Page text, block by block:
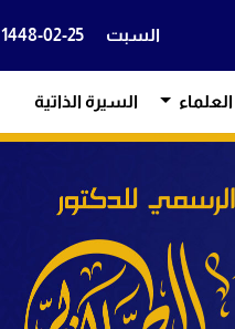
السبت 1448-02-25
السيرة الذاتية